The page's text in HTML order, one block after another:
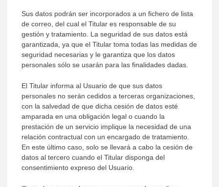
Sus datos podrán ser incorporados a un fichero de lista
de correo, del cual el Titular es responsable de su
gestión y tratamiento. La seguridad de sus datos está
garantizada, ya que el Titular toma todas las medidas de
seguridad necesarias y le garantiza que los datos
personales sólo se usarán para las finalidades dadas.
El Titular informa al Usuario de que sus datos
personales no serán cedidos a terceras organizaciones,
con la salvedad de que dicha cesión de datos esté
amparada en una obligación legal o cuando la
prestación de un servicio implique la necesidad de una
relación contractual con un encargado de tratamiento.
En este último caso, solo se llevará a cabo la cesión de
datos al tercero cuando el Titular disponga del
consentimiento expreso del Usuario.